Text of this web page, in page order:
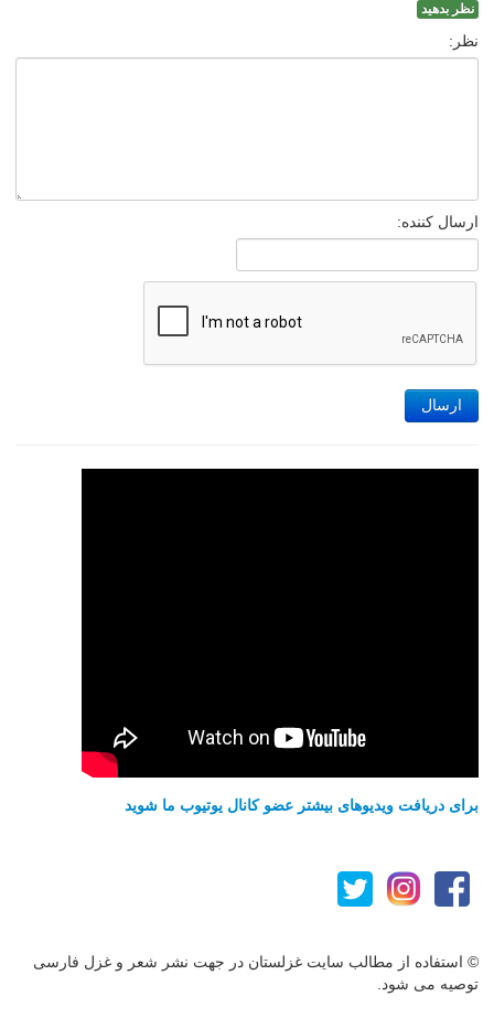
نظر بدهید
نظر:
ارسال کننده:
ارسال
برای دریافت ویدیوهای بیشتر عضو کانال یوتیوب ما شوید
© استفاده از مطالب سایت غزلستان در جهت نشر شعر و غزل فارسی
توصیه می شود.